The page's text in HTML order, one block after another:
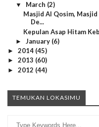
▼ March (2)
Masjid Al Qosim,
De...
Kepulan Asap Hitam
► January (6)
► 2014 (45)
► 2013 (60)
► 2012 (44)
TEMUKAN LOKASIMU